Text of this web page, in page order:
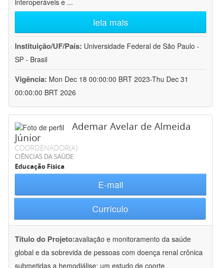
interoperáveis e ...
leia mais
Instituição/UF/País: Universidade Federal de São Paulo -
SP - Brasil
Vigência: Mon Dec 18 00:00:00 BRT 2023-Thu Dec 31
00:00:00 BRT 2026
Ademar Avelar de Almeida
Júnior
COORDENADOR(A)
CIÊNCIAS DA SAÚDE
Educação Física
E-mail
Currículo
Título do Projeto:avaliação e monitoramento da saúde
global e da sobrevida de pessoas com doença renal crônica
submetidas a hemodiálise: um estudo de coorte